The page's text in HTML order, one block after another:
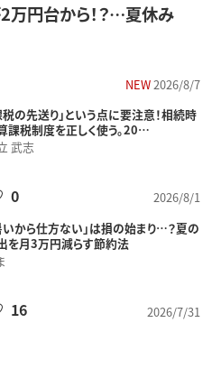
2万円台から！？…夏休み
NEW2026/8/7
税の先送り」という点に要注意！相続時
課税制度を正しく使う。20…
武志
2026/8/1
0
いから仕方ない」は損の始まり…？夏の
を月3万円減らす節約法
2026/7/31
16